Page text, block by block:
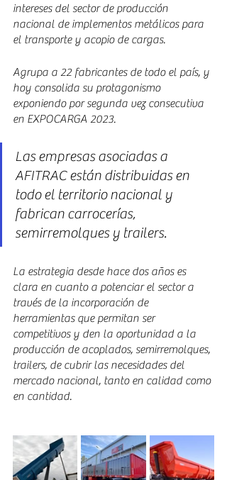
intereses del sector de producción
nacional de implementos metálicos para
el transporte y acopio de cargas.
Agrupa a 22 fabricantes de todo el país, y
hoy consolida su protagonismo
exponiendo por segunda vez consecutiva
en EXPOCARGA 2023.
Las empresas asociadas a
AFITRAC están distribuidas en
todo el territorio nacional y
fabrican carrocerías,
semirremolques y trailers.
La estrategia desde hace dos años es
clara en cuanto a potenciar el sector a
través de la incorporación de
herramientas que permitan ser
competitivos y den la oportunidad a la
producción de acoplados, semirremolques,
trailers, de cubrir las necesidades del
mercado nacional, tanto en calidad como
en cantidad.